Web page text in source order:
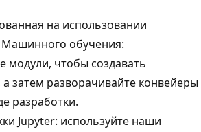
на использовании
Машинного обучения:
модули, чтобы создавать
затем разворачивайте конвейеры
разработки.
Jupyter: используйте наши